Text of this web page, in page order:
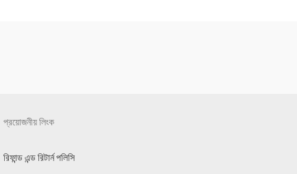
প্রয়োজনীয় লিংক
রিফান্ড এন্ড রিটার্ন পলিসি